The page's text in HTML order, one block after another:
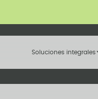
Soluciones integrales